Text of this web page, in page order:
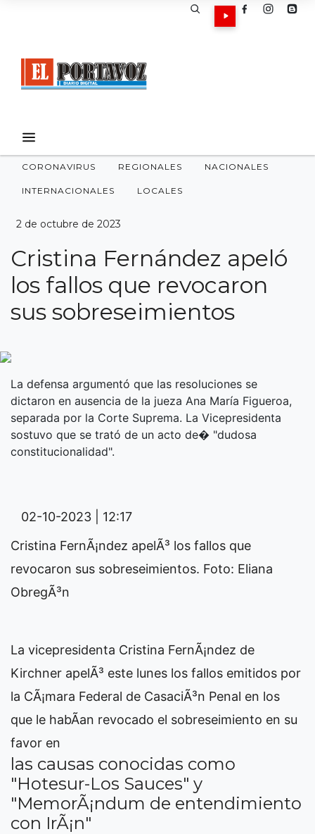
CORONAVIRUS REGIONALES NACIONALES
INTERNACIONALES LOCALES
2 de octubre de 2023
Cristina Fernández apeló
los fallos que revocaron
sus sobreseimientos
La defensa argumentó que las resoluciones se
dictaron en ausencia de la jueza Ana María Figueroa,
separada por la Corte Suprema. La Vicepresidenta
sostuvo que se trató de un acto de� "dudosa
constitucionalidad".
02-10-2023 | 12:17
Cristina FernÃ¡ndez apelÃ³ los fallos que
revocaron sus sobreseimientos. Foto: Eliana
ObregÃ³n
La vicepresidenta Cristina FernÃ¡ndez de
Kirchner apelÃ³ este lunes los fallos emitidos por
la CÃ¡mara Federal de CasaciÃ³n Penal en los
que le habÃ­an revocado el sobreseimiento en su
favor en
las causas conocidas como
"Hotesur-Los Sauces" y
"MemorÃ¡ndum de entendimiento
con IrÃ¡n"